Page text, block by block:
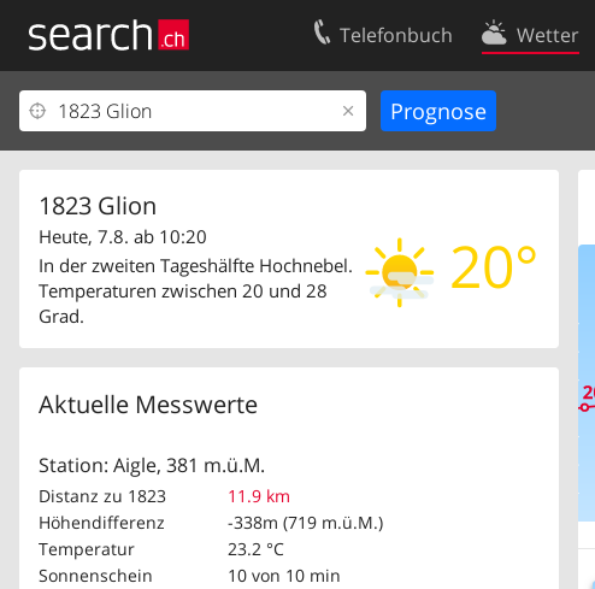
Telefonbuch Wetter
1823 Glion
20°
Heute, 7.8. ab 10:20
In der zweiten Tageshälfte Hochnebel.
Temperaturen zwischen 20 und 28
Grad.
Aktuelle Messwerte
Station: Aigle, 381 m.ü.M.
Distanz zu 1823
11.9 km
Höhendifferenz
-338m (719 m.ü.M.)
Temperatur
23.2 °C
Sonnenschein
10 von 10 min
Ihr Eintrag
Kundencenter Geschäftskunden
Impressum
Kontakt